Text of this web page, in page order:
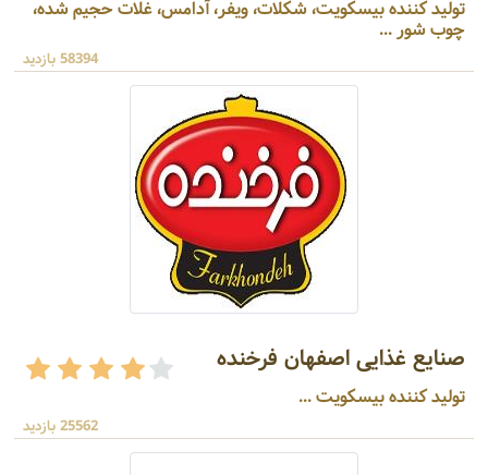
تولید کننده بیسکویت، شکلات، ویفر، آدامس، غلات حجیم شده،
چوب شور ...
58394 بازدید
صنایع غذایی اصفهان فرخنده
تولید کننده بیسکویت ...
25562 بازدید